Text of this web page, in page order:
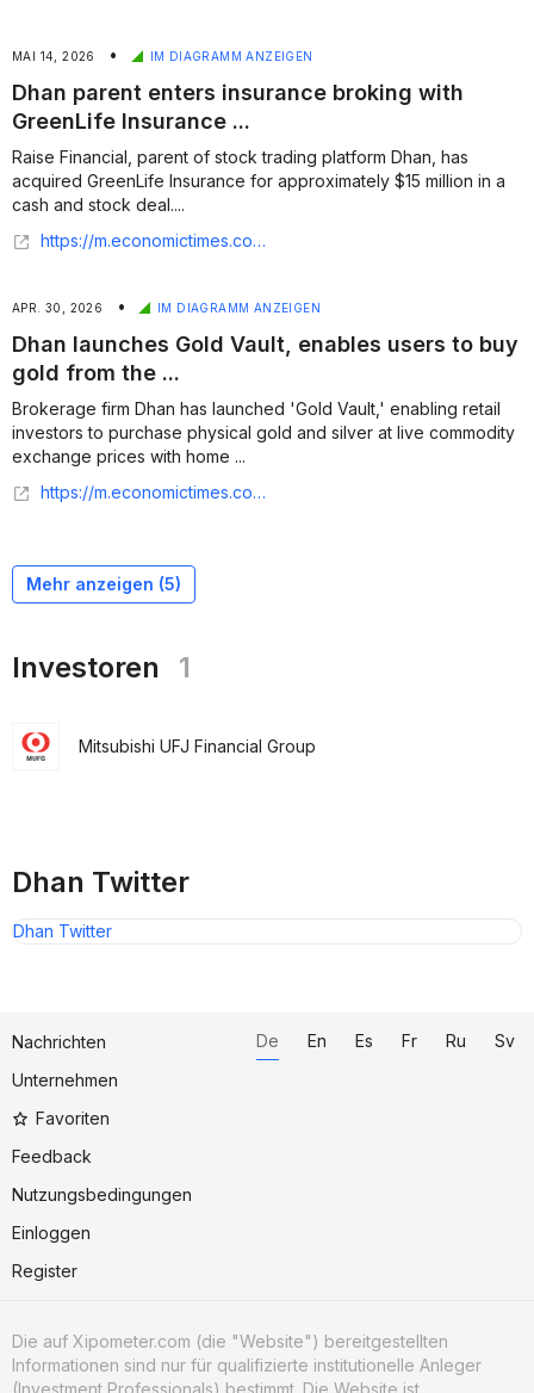
MAI 14, 2026 • IM DIAGRAMM ANZEIGEN
Dhan parent enters insurance broking with
GreenLife Insurance ...
Raise Financial, parent of stock trading platform Dhan, has
acquired GreenLife Insurance for approximately $15 million in a
cash and stock deal....
https://m.economictimes.com/tech/technology/dhan-parent-enters-insurance-broking-with-greenlife-buy/articleshow/131058230.cms
APR. 30, 2026 • IM DIAGRAMM ANZEIGEN
Dhan launches Gold Vault, enables users to buy
gold from the ...
Brokerage firm Dhan has launched 'Gold Vault,' enabling retail
investors to purchase physical gold and silver at live commodity
exchange prices with home ...
https://m.economictimes.com/tech/startups/dhan-launches-gold-vault-enables-users-to-buy-gold-from-the-exchange/articleshow/130609652.cms
Mehr anzeigen (5)
Investoren 1
Mitsubishi UFJ Financial Group
Dhan Twitter
Dhan Twitter
Nachrichten
Unternehmen
Favoriten
Feedback
Nutzungsbedingungen
Einloggen
Register
De En Es Fr Ru Sv
Die auf Xipometer.com (die "Website") bereitgestellten
Informationen sind nur für qualifizierte institutionelle Anleger
(Investment Professionals) bestimmt. Die Website ist